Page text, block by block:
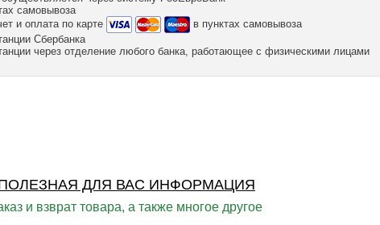
самовывоза
и оплата по карте
в пунктах самовывоза
Сбербанка
через отделение любого банка, работающее с физическими лицами
ДЛЯ ВАС ИНФОРМАЦИЯ
и взврат товара, а также многое другое